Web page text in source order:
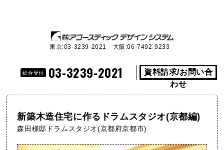
東京:03-3239-2021 大阪:06-7492-9233
総合受付 03-3239-2021
資料請求/お問い合
わせ
新築木造住宅に作るドラムスタジオ(京都編)
森田様邸ドラムスタジオ(京都府京都市)